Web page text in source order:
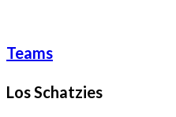
Teams
Los Schatzies